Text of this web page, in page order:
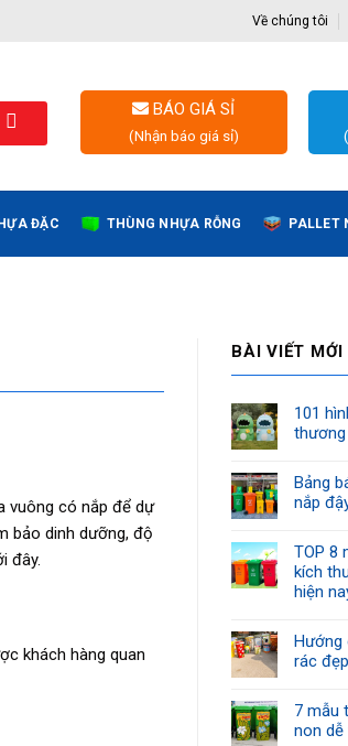
Về chúng tôi
BÁO GIÁ SỈ
(Nhận báo giá sỉ)
ĐẶC THÙNG NHỰA RỖNG PALLET
vuông có nắp để dự
bảo dinh dưỡng, độ
đây.
khách hàng quan
BÀI VIẾT MỚI
101
Bảng
nắp
TOP 8
kích
hiện
Hướng
rác
7 mẫu
non